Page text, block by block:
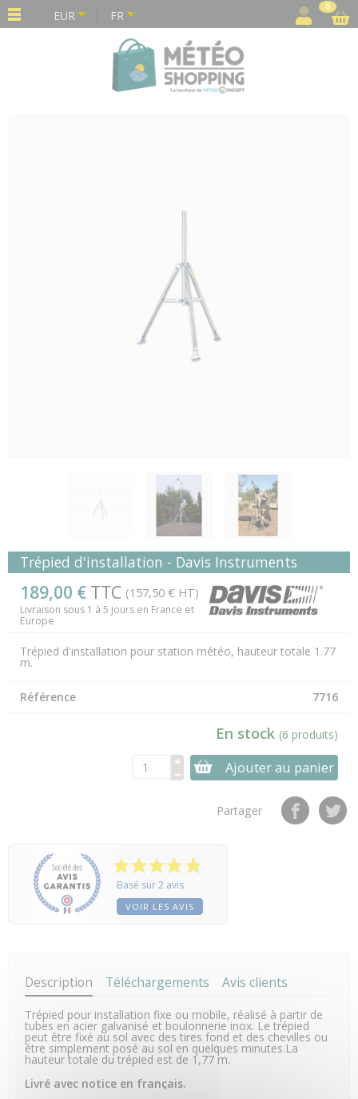
EUR FR
0
Trépied d'installation - Davis Instruments
189,00 € TTC (157,50 € HT)
Livraison sous 1 à 5 jours en France et
Europe
Trépied d'installation pour station météo, hauteur totale 1.77
m.
Référence 7716
En stock (6 produits)
Ajouter au panier
Partager
Basé sur 2 avis
VOIR LES AVIS
Description Téléchargements Avis clients
Trépied pour installation fixe ou mobile, réalisé à partir de
tubes en acier galvanisé et boulonnerie inox. Le trépied
peut être fixé au sol avec des tires fond et des chevilles ou
être simplement posé au sol en quelques minutes.La
hauteur totale du trépied est de 1,77 m.
Livré avec notice en français.
Panneau de gestion des cookies